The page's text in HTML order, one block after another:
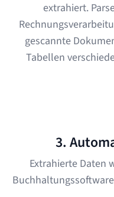
extrahiert.
gescannte
Tabellen
3.
Extrahierte Daten